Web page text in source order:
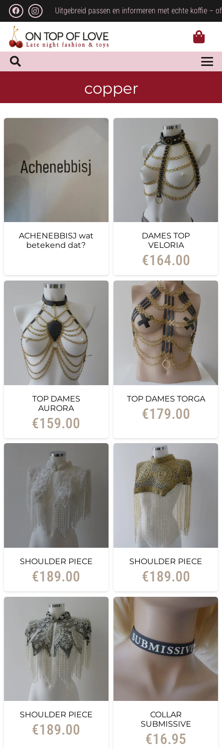
Uitgebreid passen en informeren met echte koffie –
copper
ACHENEBBISJ wat
betekend dat?
DAMES TOP
VELORIA
€164.00
TOP DAMES
AURORA
€159.00
TOP DAMES TORGA
€179.00
SHOULDER PIECE
€189.00
SHOULDER PIECE
€189.00
SHOULDER PIECE
€189.00
COLLAR
SUBMISSIVE
€16.95